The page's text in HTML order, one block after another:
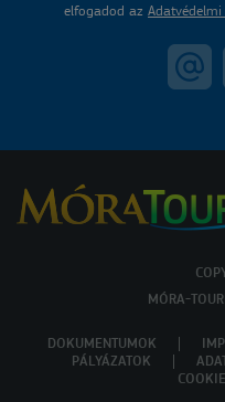
elfogadod az
MÓRA-
DOKUMENTUMOK
PÁLYÁZATOK